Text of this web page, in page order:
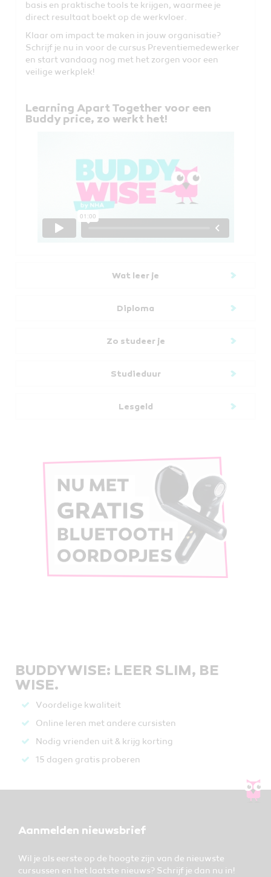
basis en praktische tools te krijgen, waarmee je
direct resultaat boekt op de werkvloer.
Klaar om impact te maken in jouw organisatie?
Schrijf je nu in voor de cursus Preventiemedewerker
en start vandaag nog met het zorgen voor een
veilige werkplek!
Learning Apart Together voor een
Buddy price, zo werkt het!
Wat leer je
Diploma
Zo studeer je
Studieduur
Lesgeld
BUDDYWISE: LEER SLIM, BE
WISE.
Voordelige kwaliteit
Online leren met andere cursisten
Nodig vrienden uit & krijg korting
15 dagen gratis proberen
Aanmelden nieuwsbrief
Wil je als eerste op de hoogte zijn van de nieuwste
cursussen en het laatste nieuws? Schrijf je dan nu in!